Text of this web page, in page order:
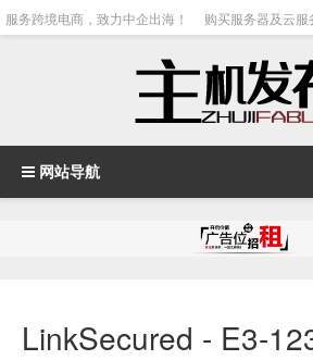
服务跨境电商，致力中企出海！ 购买服务器及云服
网站导航
LinkSecured - E3-